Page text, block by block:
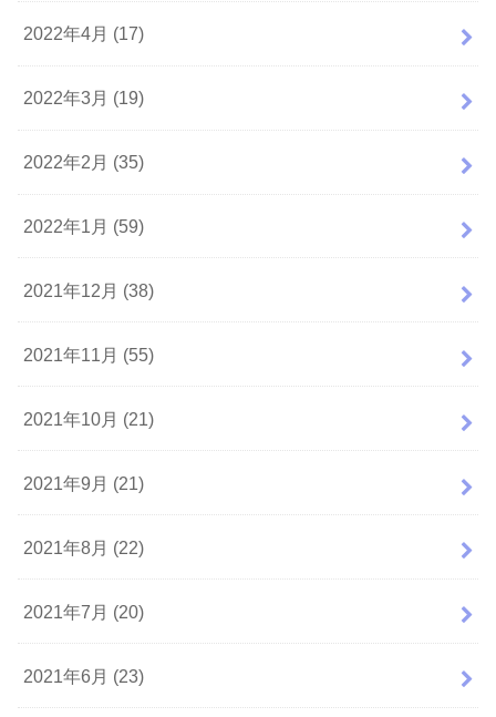
2022年4月 (17)
2022年3月 (19)
2022年2月 (35)
2022年1月 (59)
2021年12月 (38)
2021年11月 (55)
2021年10月 (21)
2021年9月 (21)
2021年8月 (22)
2021年7月 (20)
2021年6月 (23)